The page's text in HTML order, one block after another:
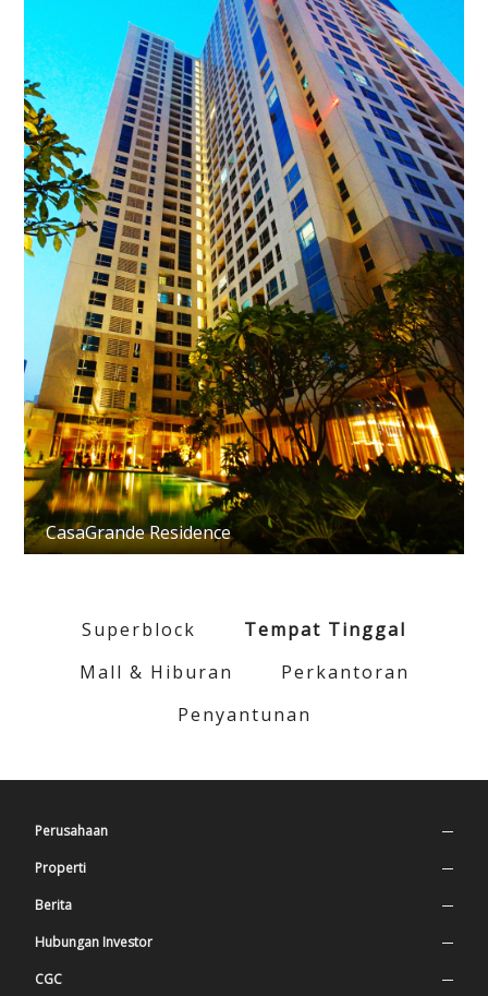
CasaGrande Residence
Superblock
Tempat Tinggal
Mall & Hiburan
Perkantoran
Penyantunan
Perusahaan
Profil Perusahaan
Nilai Perusahaan
Sejarah
Manajemen
Properti
Superblock
Tempat Tinggal
Mall & Hiburan
Berita
Press Release
Berita Terbaru
Hubungan Investor
Informasi Saham
CGC